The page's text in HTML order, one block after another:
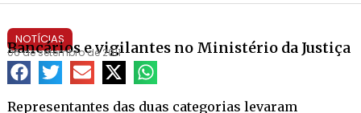
NOTÍCIAS
Bancários e vigilantes no Ministério da Justiça
06 de setembro de 2011
Representantes das duas categorias levaram